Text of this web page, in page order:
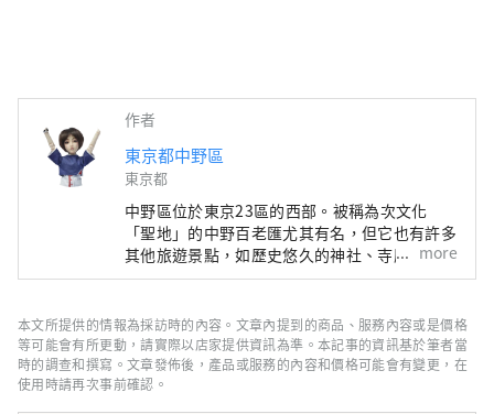
作者
東京都中野區
東京都
中野區位於東京23區的西部。被稱為次文化
「聖地」的中野百老匯尤其有名，但它也有許多
其他旅遊景點，如歷史悠久的神社、寺廟和美
食。 中野站週邊地區正在進行據說每100年一次
很多面貌，比如繁華的商店街，充滿了老式的人
文氣息。這座城市的這種多樣性也與這座城市的
特徵有關，這座城市居住著來自約 120 個國家
的約 17,000 人。
more
本文所提供的情報為採訪時的內容。文章內提到的商品、服務內容或是價格
等可能會有所更動，請實際以店家提供資訊為準。本記事的資訊基於筆者當
時的調查和撰寫。文章發佈後，產品或服務的內容和價格可能會有變更，在
使用時請再次事前確認。